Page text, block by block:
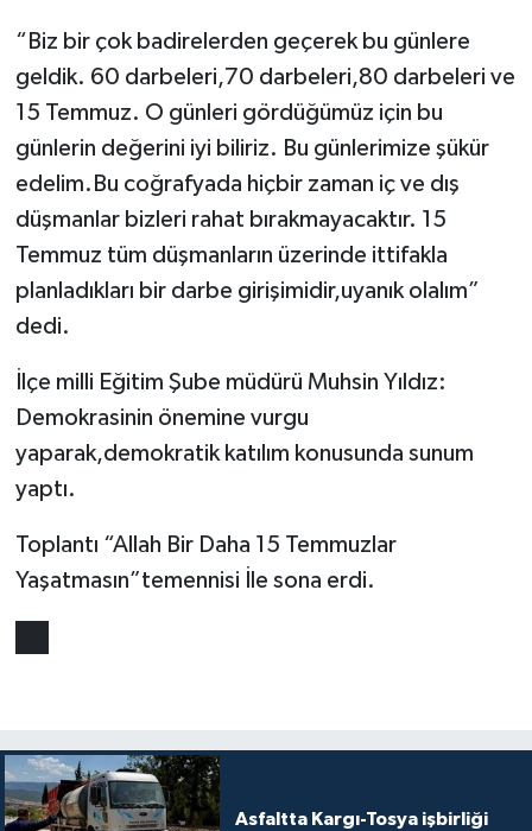
“Biz bir çok badirelerden geçerek bu günlere
geldik. 60 darbeleri,70 darbeleri,80 darbeleri ve
15 Temmuz. O günleri gördüğümüz için bu
günlerin değerini iyi biliriz. Bu günlerimize şükür
edelim.Bu coğrafyada hiçbir zaman iç ve dış
düşmanlar bizleri rahat bırakmayacaktır. 15
Temmuz tüm düşmanların üzerinde ittifakla
planladıkları bir darbe girişimidir,uyanık olalım”
dedi.
İlçe milli Eğitim Şube müdürü Muhsin Yıldız:
Demokrasinin önemine vurgu
yaparak,demokratik katılım konusunda sunum
yaptı.
Toplantı “Allah Bir Daha 15 Temmuzlar
Yaşatmasın”temennisi İle sona erdi.
Asfaltta Kargı-Tosya işbirliği